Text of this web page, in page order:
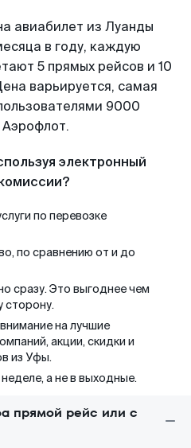
авиабилет из Луанды
в году, каждую
5 прямых рейсов и 10
варьируется, самая
9000
электронный
по перевозке
по сравнению от и до
сразу. Это выгоднее чем
сторону.
на лучшие
акции, скидки и
из Уфы.
а не в выходные.
прямой рейс или с